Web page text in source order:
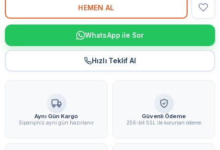
WhatsApp ile Sor
Hızlı Teklif Al
Aynı Gün Kargo
Siparişiniz aynı gün hazırlanır
Güvenli Ödeme
256-bit SSL ile korunan ödeme